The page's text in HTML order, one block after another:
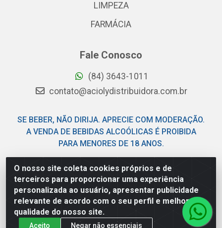
O nosso site coleta cookies próprios e de
terceiros para proporcionar uma experiência
personalizada ao usuário, apresentar publicidade
relevante de acordo com o seu perfil e melhorar a
qualidade do nosso site.
Aceito Negar não essenciais
LIMPEZA
FARMÁCIA
Fale Conosco
(84) 3643-1011
contato@aciolydistribuidora.com.br
SE BEBER, NÃO DIRIJA. APRECIE COM MODERAÇÃO.
A VENDA DE BEBIDAS ALCOÓLICAS É PROIBIDA
PARA MENORES DE 18 ANOS.
Acioly Distribuidora - Av Piloto Pereira Tim - Parque de
Exposições - Parnamirim/RN - CEP 59146-480 - CNPJ
06.029.901/0001-92